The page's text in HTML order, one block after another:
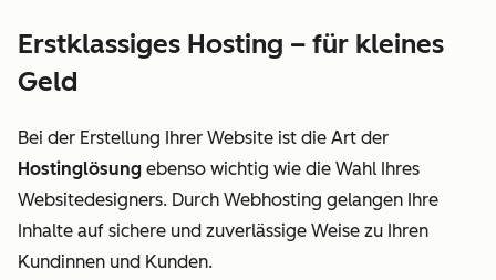
Erstklassiges Hosting – für kleines
Geld
Bei der Erstellung Ihrer Website ist die Art der
Hostinglösung ebenso wichtig wie die Wahl Ihres
Websitedesigners. Durch Webhosting gelangen Ihre
Inhalte auf sichere und zuverlässige Weise zu Ihren
Kundinnen und Kunden.